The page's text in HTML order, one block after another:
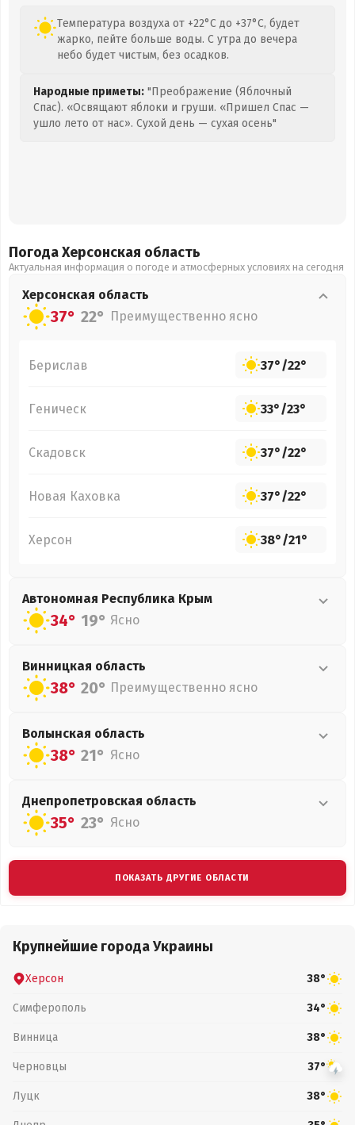
Температура воздуха от +22°C до +37°C, будет
жарко, пейте больше воды. С утра до вечера
небо будет чистым, без осадков.
Народные приметы: "Преображение (Яблочный
Спас). «Освящают яблоки и груши. «Пришел Спас —
ушло лето от нас». Сухой день — сухая осень"
Погода Херсонская область
Актуальная информация о погоде и атмосферных условиях на сегодня
Херсонская область
37° 22° Преимущественно ясно
Берислав 37°/22°
Геническ 33°/23°
Скадовск 37°/22°
Новая Каховка 37°/22°
Херсон 38°/21°
Автономная Республика Крым
34° 19° Ясно
Винницкая область
38° 20° Преимущественно ясно
Волынская область
38° 21° Ясно
Днепропетровская область
35° 23° Ясно
ПОКАЗАТЬ ДРУГИЕ ОБЛАСТИ
Крупнейшие города Украины
Херсон 38°
Симферополь 34°
Винница 38°
Черновцы 37°
Луцк 38°